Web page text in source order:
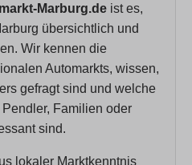
Marburg.de ist es,
übersichtlich und
Wir kennen die
Automarkts, wissen,
gefragt sind und welche
Familien oder
sind.
lokaler Marktkenntnis